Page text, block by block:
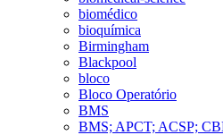
biomédico
bioquímica
Birmingham
Blackpool
bloco
Bloco Operatório
BMS
BMS; APCT; ACSP;